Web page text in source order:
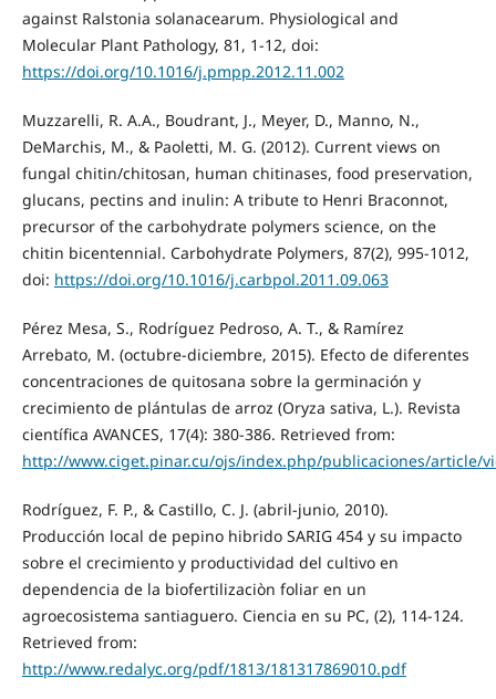
against Ralstonia solanacearum. Physiological and
Molecular Plant Pathology, 81, 1-12, doi:
https://doi.org/10.1016/j.pmpp.2012.11.002
Muzzarelli, R. A.A., Boudrant, J., Meyer, D., Manno, N.,
DeMarchis, M., & Paoletti, M. G. (2012). Current views on
fungal chitin/chitosan, human chitinases, food preservation,
glucans, pectins and inulin: A tribute to Henri Braconnot,
precursor of the carbohydrate polymers science, on the
chitin bicentennial. Carbohydrate Polymers, 87(2), 995-1012,
doi: https://doi.org/10.1016/j.carbpol.2011.09.063
Pérez Mesa, S., Rodríguez Pedroso, A. T., & Ramírez
Arrebato, M. (octubre-diciembre, 2015). Efecto de diferentes
concentraciones de quitosana sobre la germinación y
crecimiento de plántulas de arroz (Oryza sativa, L.). Revista
científica AVANCES, 17(4): 380-386. Retrieved from:
http://www.ciget.pinar.cu/ojs/index.php/publicaciones/article/
Rodríguez, F. P., & Castillo, C. J. (abril-junio, 2010).
Producción local de pepino hibrido SARIG 454 y su impacto
sobre el crecimiento y productividad del cultivo en
dependencia de la biofertilizaciòn foliar en un
agroecosistema santiaguero. Ciencia en su PC, (2), 114-124.
Retrieved from:
http://www.redalyc.org/pdf/1813/181317869010.pdf